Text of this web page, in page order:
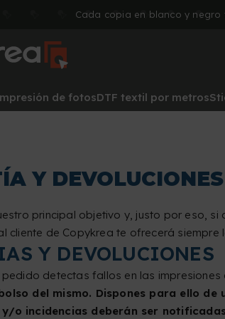
Cada copia en blanco y negro
de fotosDTF textil por metros
Y DEVOLUCIONES
principal objetivo y, justo por eso,
cliente de Copykrea te ofrecerá
Y DEVOLUCIONES
pedido detectas fallos en las
del mismo. Dispones para ello
o incidencias deberán ser